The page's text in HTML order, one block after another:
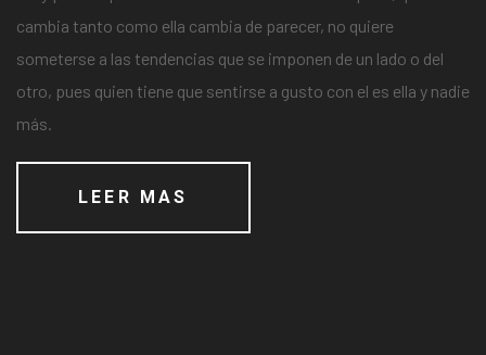
cambia tanto como ella cambia de parecer, no quiere
someterse a las tendencias que se imponen de un lado o del
otro, pues quien tiene que sentirse a gusto con el es ella y nadie
más.
LEER MAS